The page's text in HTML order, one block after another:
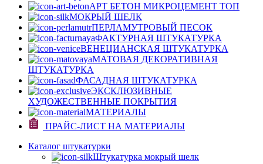
АРТ БЕТОН МИКРОЦЕМЕНТ ТОП
МОКРЫЙ ШЕЛК
ПЕРЛАМУТРОВЫЙ ПЕСОК
ФАКТУРНАЯ ШТУКАТУРКА
ВЕНЕЦИАНСКАЯ ШТУКАТУРКА
МАТОВАЯ ДЕКОРАТИВНАЯ
ШТУКАТУРКА
ФАСАДНАЯ ШТУКАТУРКА
ЭКСКЛЮЗИВНЫЕ
ХУДОЖЕСТВЕННЫЕ ПОКРЫТИЯ
МАТЕРИАЛЫ
ПРАЙС-ЛИСТ НА МАТЕРИАЛЫ
Каталог штукатурки
Штукатурка мокрый шелк